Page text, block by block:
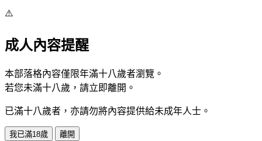
⚠️
成人內容提醒
本部落格內容僅限年滿十八歲者瀏覽。
若您未滿十八歲，請立即離開。
已滿十八歲者，亦請勿將內容提供給未成年人士。
我已滿18歲 離開